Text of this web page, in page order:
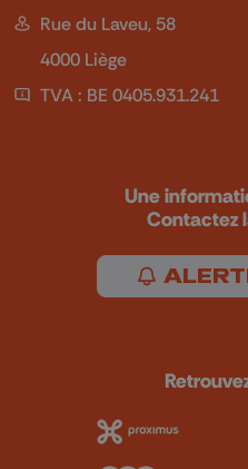
Rue du Laveu, 58
4000 Liège
TVA : BE 0405.931.241
Une
Contactez